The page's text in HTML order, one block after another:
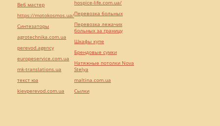
Веб мастер
https://motokosmos.ua/
Синтезаторы
agrotechnika.com.ua
perevod.agency
europeservice.com.ua
mk-translations.ua
текст юа
kievperevod.com.ua
hospice-life.com.ua/
Перевозка больных
Перевозка лежачих
больных за границу
Шкафы купе
Брендовые сумки
Натяжные потолки Nova
Stelya
maltina.com.ua
Cылки